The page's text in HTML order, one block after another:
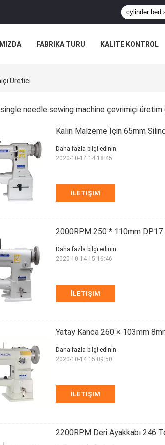
FABRIKA TURU KALITE KONTROL
Üretici
needle sewing machine çevrimiçi üretim
Kalın Malzeme İçin 65mm
İLETIŞIM
Daha fazla bilgi edinin
2020-10-14 14:18:45
2000RPM 250 * 110mm DP17
İLETIŞIM
Daha fazla bilgi edinin
2020-10-14 15:16:46
Yatay Kanca 260 × 103mm
İLETIŞIM
Daha fazla bilgi edinin
2020-10-14 15:09:50
2200RPM Deri Ayakkabı 246